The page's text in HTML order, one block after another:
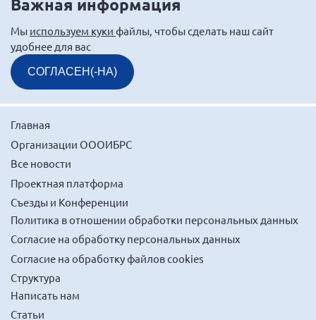
Важная информация
Мы используем куки файлы, чтобы сделать наш сайт
удобнее для вас
СОГЛАСЕН(-НА)
Главная
Организации ОООИБРС
Все новости
Проектная платформа
Съезды и Конференции
Политика в отношении обработки персональных данных
Согласие на обработку персональных данных
Согласие на обработку файлов cookies
Структура
Написать нам
Статьи